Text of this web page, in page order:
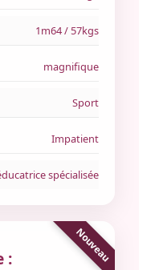
1m64 / 57kgs
magnifique
Sport
Impatient
spécialisée
: